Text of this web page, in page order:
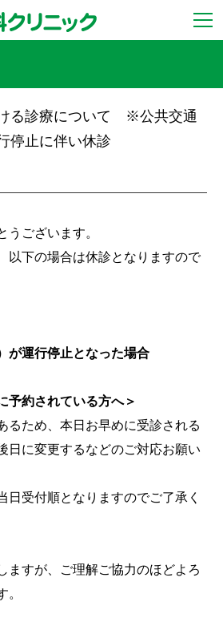
る診療について ※公共交通
停止に伴い休診
うございます。
以下の場合は休診となりますので
が運行停止となった場合
予約されている方へ＞
るため、本日お早めに受診される
日に変更するなどのご対応お願い
受付順となりますのでご了承く
ますが、ご理解ご協力のほどよろ
。